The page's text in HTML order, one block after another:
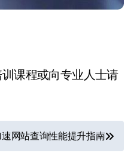
课程或向专业人士请
网站查询性能提升指南